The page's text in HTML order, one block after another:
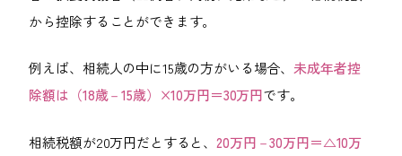
から控除することができます。
例えば、相続人の中に15歳の方がいる場合、未成年者控
除額は（18歳－15歳）×10万円＝30万円です。
相続税額が20万円だとすると、20万円－30万円＝△10万